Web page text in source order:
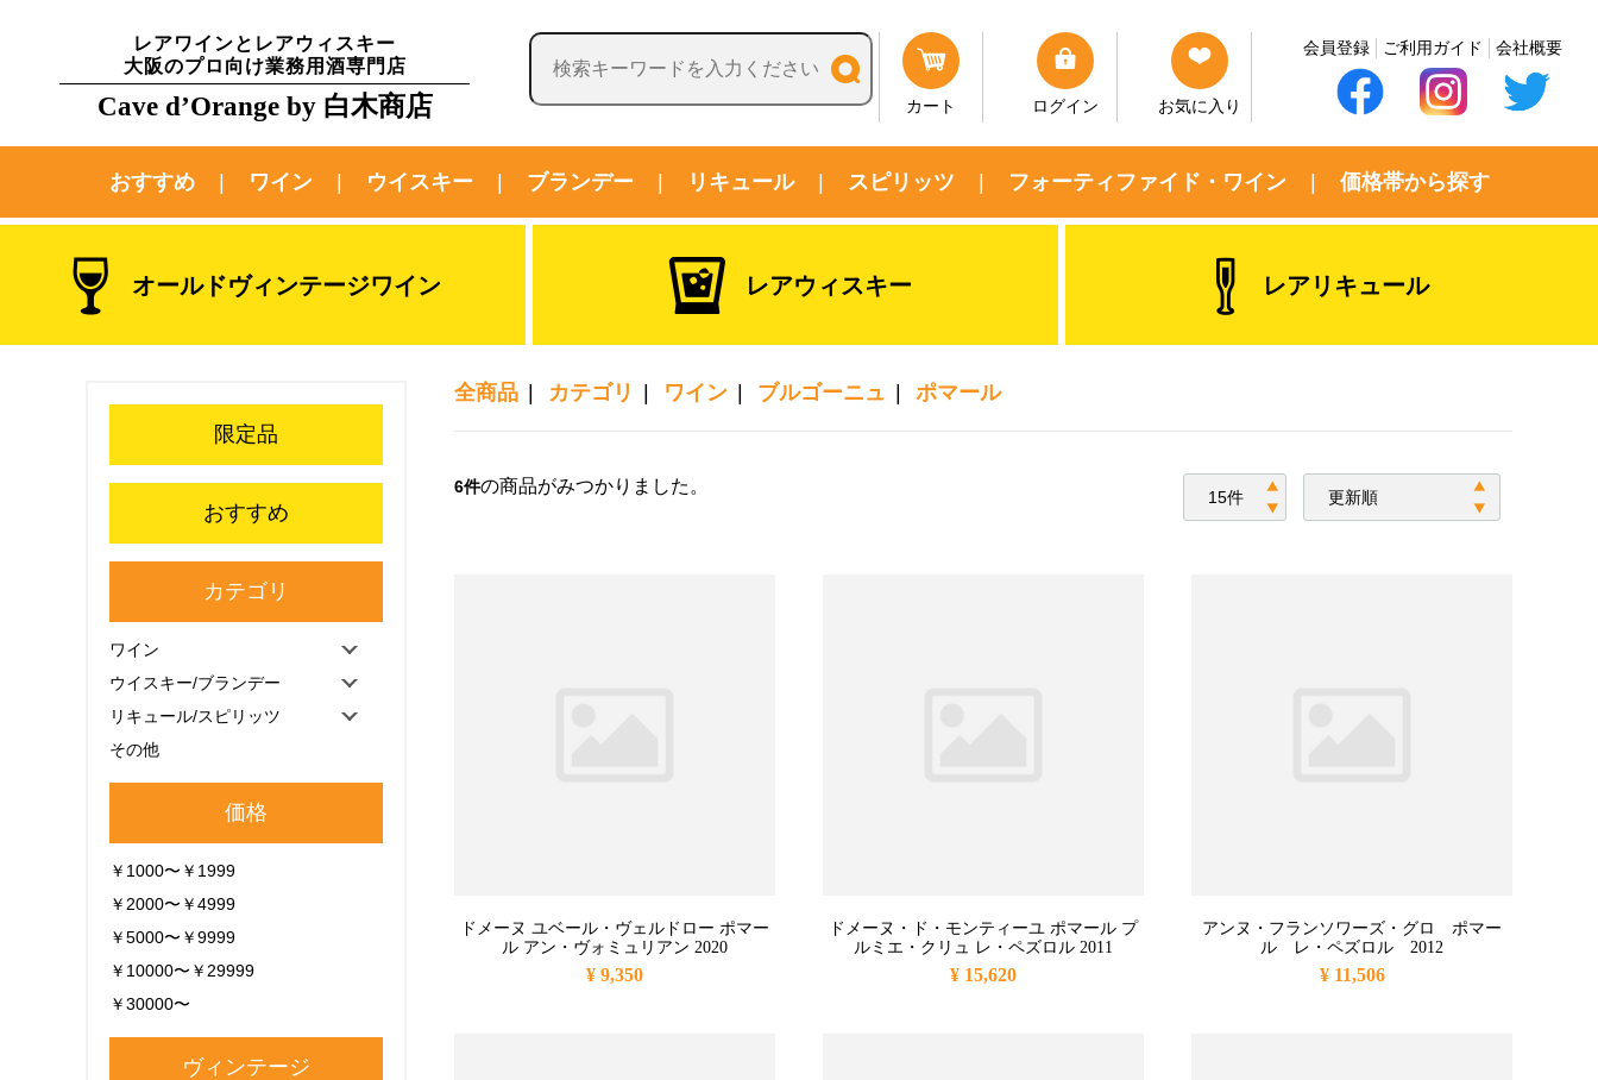
レアワインとレアウィスキー
大阪のプロ向け業務用酒専門店
Cave d’Orange by 白木商店 カート ログイン お気に入り
会員登録 ご利用ガイド 会社概要
おすすめ ワイン ウイスキー ブランデー リキュール スピリッツ フォーティファイド・ワイン 価格帯から探す
オールドヴィンテージワイン レアウィスキー レアリキュール
全商品 カテゴリ ワイン ブルゴーニュ ポマール
6件の商品がみつかりました。
ドメーヌ ユベール・ヴェルドロー ポマー
ル アン・ヴォミュリアン 2020
¥ 9,350
ドメーヌ・ド・モンティーユ ポマール プ
ルミエ・クリュ レ・ペズロル 2011
¥ 15,620
アンヌ・フランソワーズ・グロ ポマー
ル レ・ペズロル 2012
¥ 11,506
限定品
おすすめ
カテゴリ
ワイン
ウイスキー/ブランデー
リキュール/スピリッツ
その他
価格
￥1000〜￥1999
￥2000〜￥4999
￥5000〜￥9999
￥10000〜￥29999
￥30000〜
ヴィンテージ